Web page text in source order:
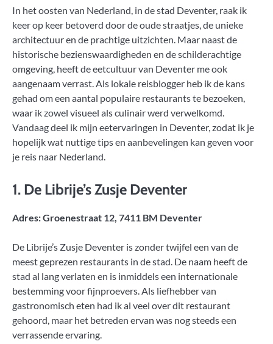
In het oosten van Nederland, in de stad Deventer, raak ik
keer op keer betoverd door de oude straatjes, de unieke
architectuur en de prachtige uitzichten. Maar naast de
historische bezienswaardigheden en de schilderachtige
omgeving, heeft de eetcultuur van Deventer me ook
aangenaam verrast. Als lokale reisblogger heb ik de kans
gehad om een aantal populaire restaurants te bezoeken,
waar ik zowel visueel als culinair werd verwelkomd.
Vandaag deel ik mijn eetervaringen in Deventer, zodat ik je
hopelijk wat nuttige tips en aanbevelingen kan geven voor
je reis naar Nederland.
1. De Librije’s Zusje Deventer
Adres: Groenestraat 12, 7411 BM Deventer
De Librije’s Zusje Deventer is zonder twijfel een van de
meest geprezen restaurants in de stad. De naam heeft de
stad al lang verlaten en is inmiddels een internationale
bestemming voor fijnproevers. Als liefhebber van
gastronomisch eten had ik al veel over dit restaurant
gehoord, maar het betreden ervan was nog steeds een
verrassende ervaring.